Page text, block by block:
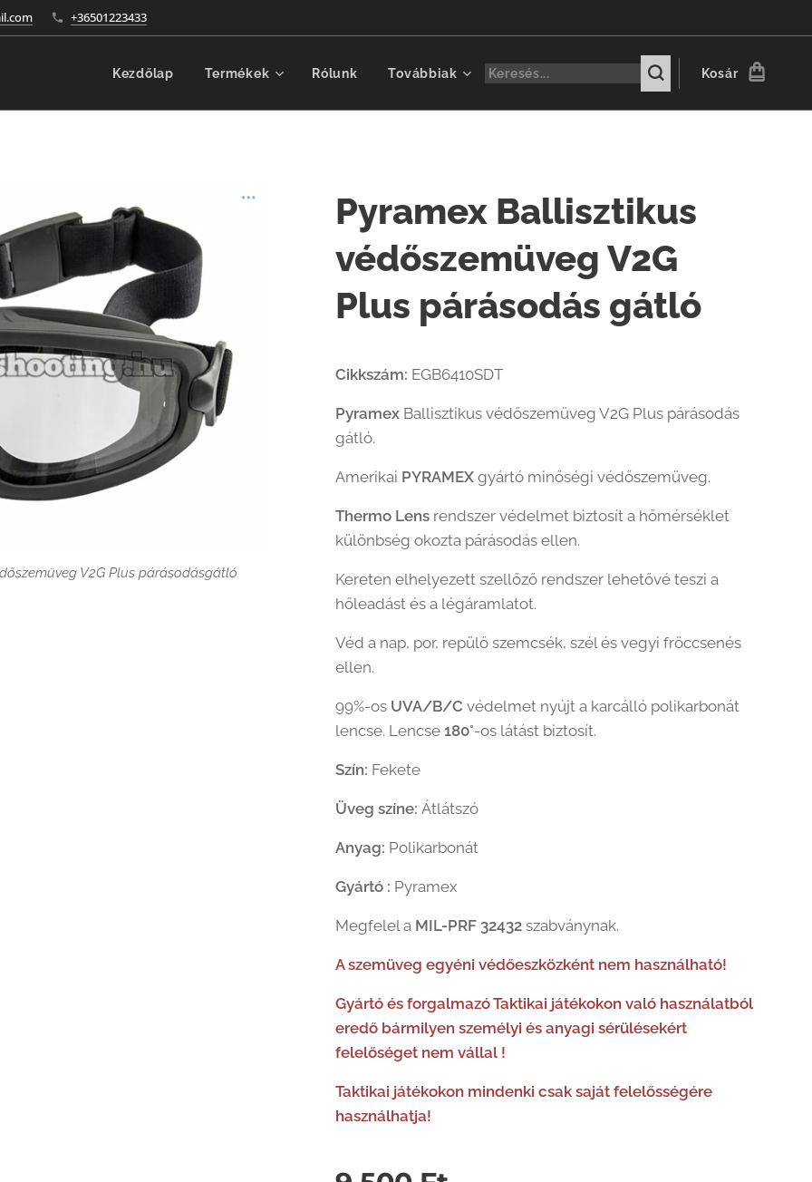
+36501223433
Kezdőlap Termékek Rólunk Továbbiak Kosár
Pyramex Ballisztikus
védőszemüveg V2G
Plus párásodás gátló
V2G Plus párásodásgátló
V2G Plus párásodásgátló
V2G Plus párásodásgátló
Cikkszám: EGB6410SDT
Pyramex Ballisztikus védőszemüveg V2G Plus párásodás
gátló.
Amerikai PYRAMEX gyártó minőségi védőszemüveg.
Thermo Lens rendszer védelmet biztosít a hőmérséklet
különbség okozta párásodás ellen.
Kereten elhelyezett szellőző rendszer lehetővé teszi a
hőleadást és a légáramlatot.
Véd a nap, por, repülő szemcsék, szél és vegyi fröccsenés
ellen.
99%-os UVA/B/C védelmet nyújt a karcálló polikarbonát
lencse. Lencse180°-os látást biztosít.
Szín: Fekete
Üveg színe:Átlátszó
Anyag: Polikarbonát
Gyártó : Pyramex
Megfelel a MIL-PRF 32432 szabványnak.
A szemüveg egyéni védőeszközként nem használható!
Gyártó és forgalmazó Taktikai játékokon való használatból
eredő bármilyen személyi és anyagi sérülésekért
felelőséget nem vállal !
Taktikai játékokon mindenki csak saját felelősségére
használhatja!